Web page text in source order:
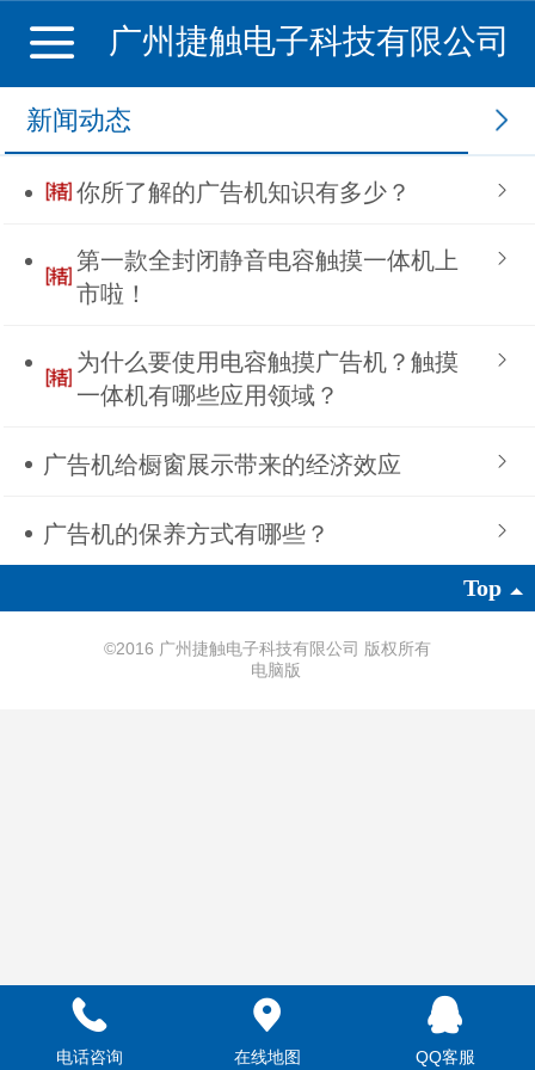
广州捷触电子科技有限公司
新闻动态
​你所了解的广告机知识有多少？
第一款全封闭静音电容触摸一体机上
市啦！
为什么要使用电容触摸广告机？触摸
一体机有哪些应用领域？
广告机给橱窗展示带来的经济效应
广告机的保养方式有哪些？
Top
©2016 广州捷触电子科技有限公司 版权所有
电脑版
电话咨询 在线地图 QQ客服